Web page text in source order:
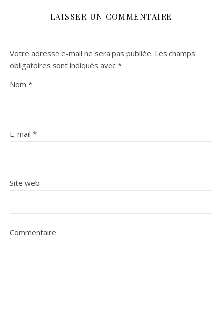
LAISSER UN COMMENTAIRE
Votre adresse e-mail ne sera pas publiée. Les champs
obligatoires sont indiqués avec *
Nom *
E-mail *
Site web
Commentaire